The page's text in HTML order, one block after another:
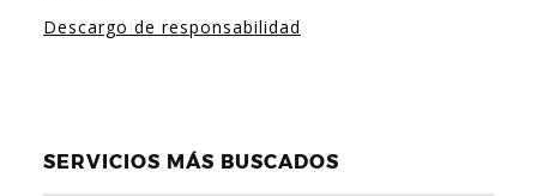
Descargo de responsabilidad
SERVICIOS MÁS BUSCADOS